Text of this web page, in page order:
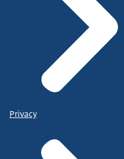
Privacy